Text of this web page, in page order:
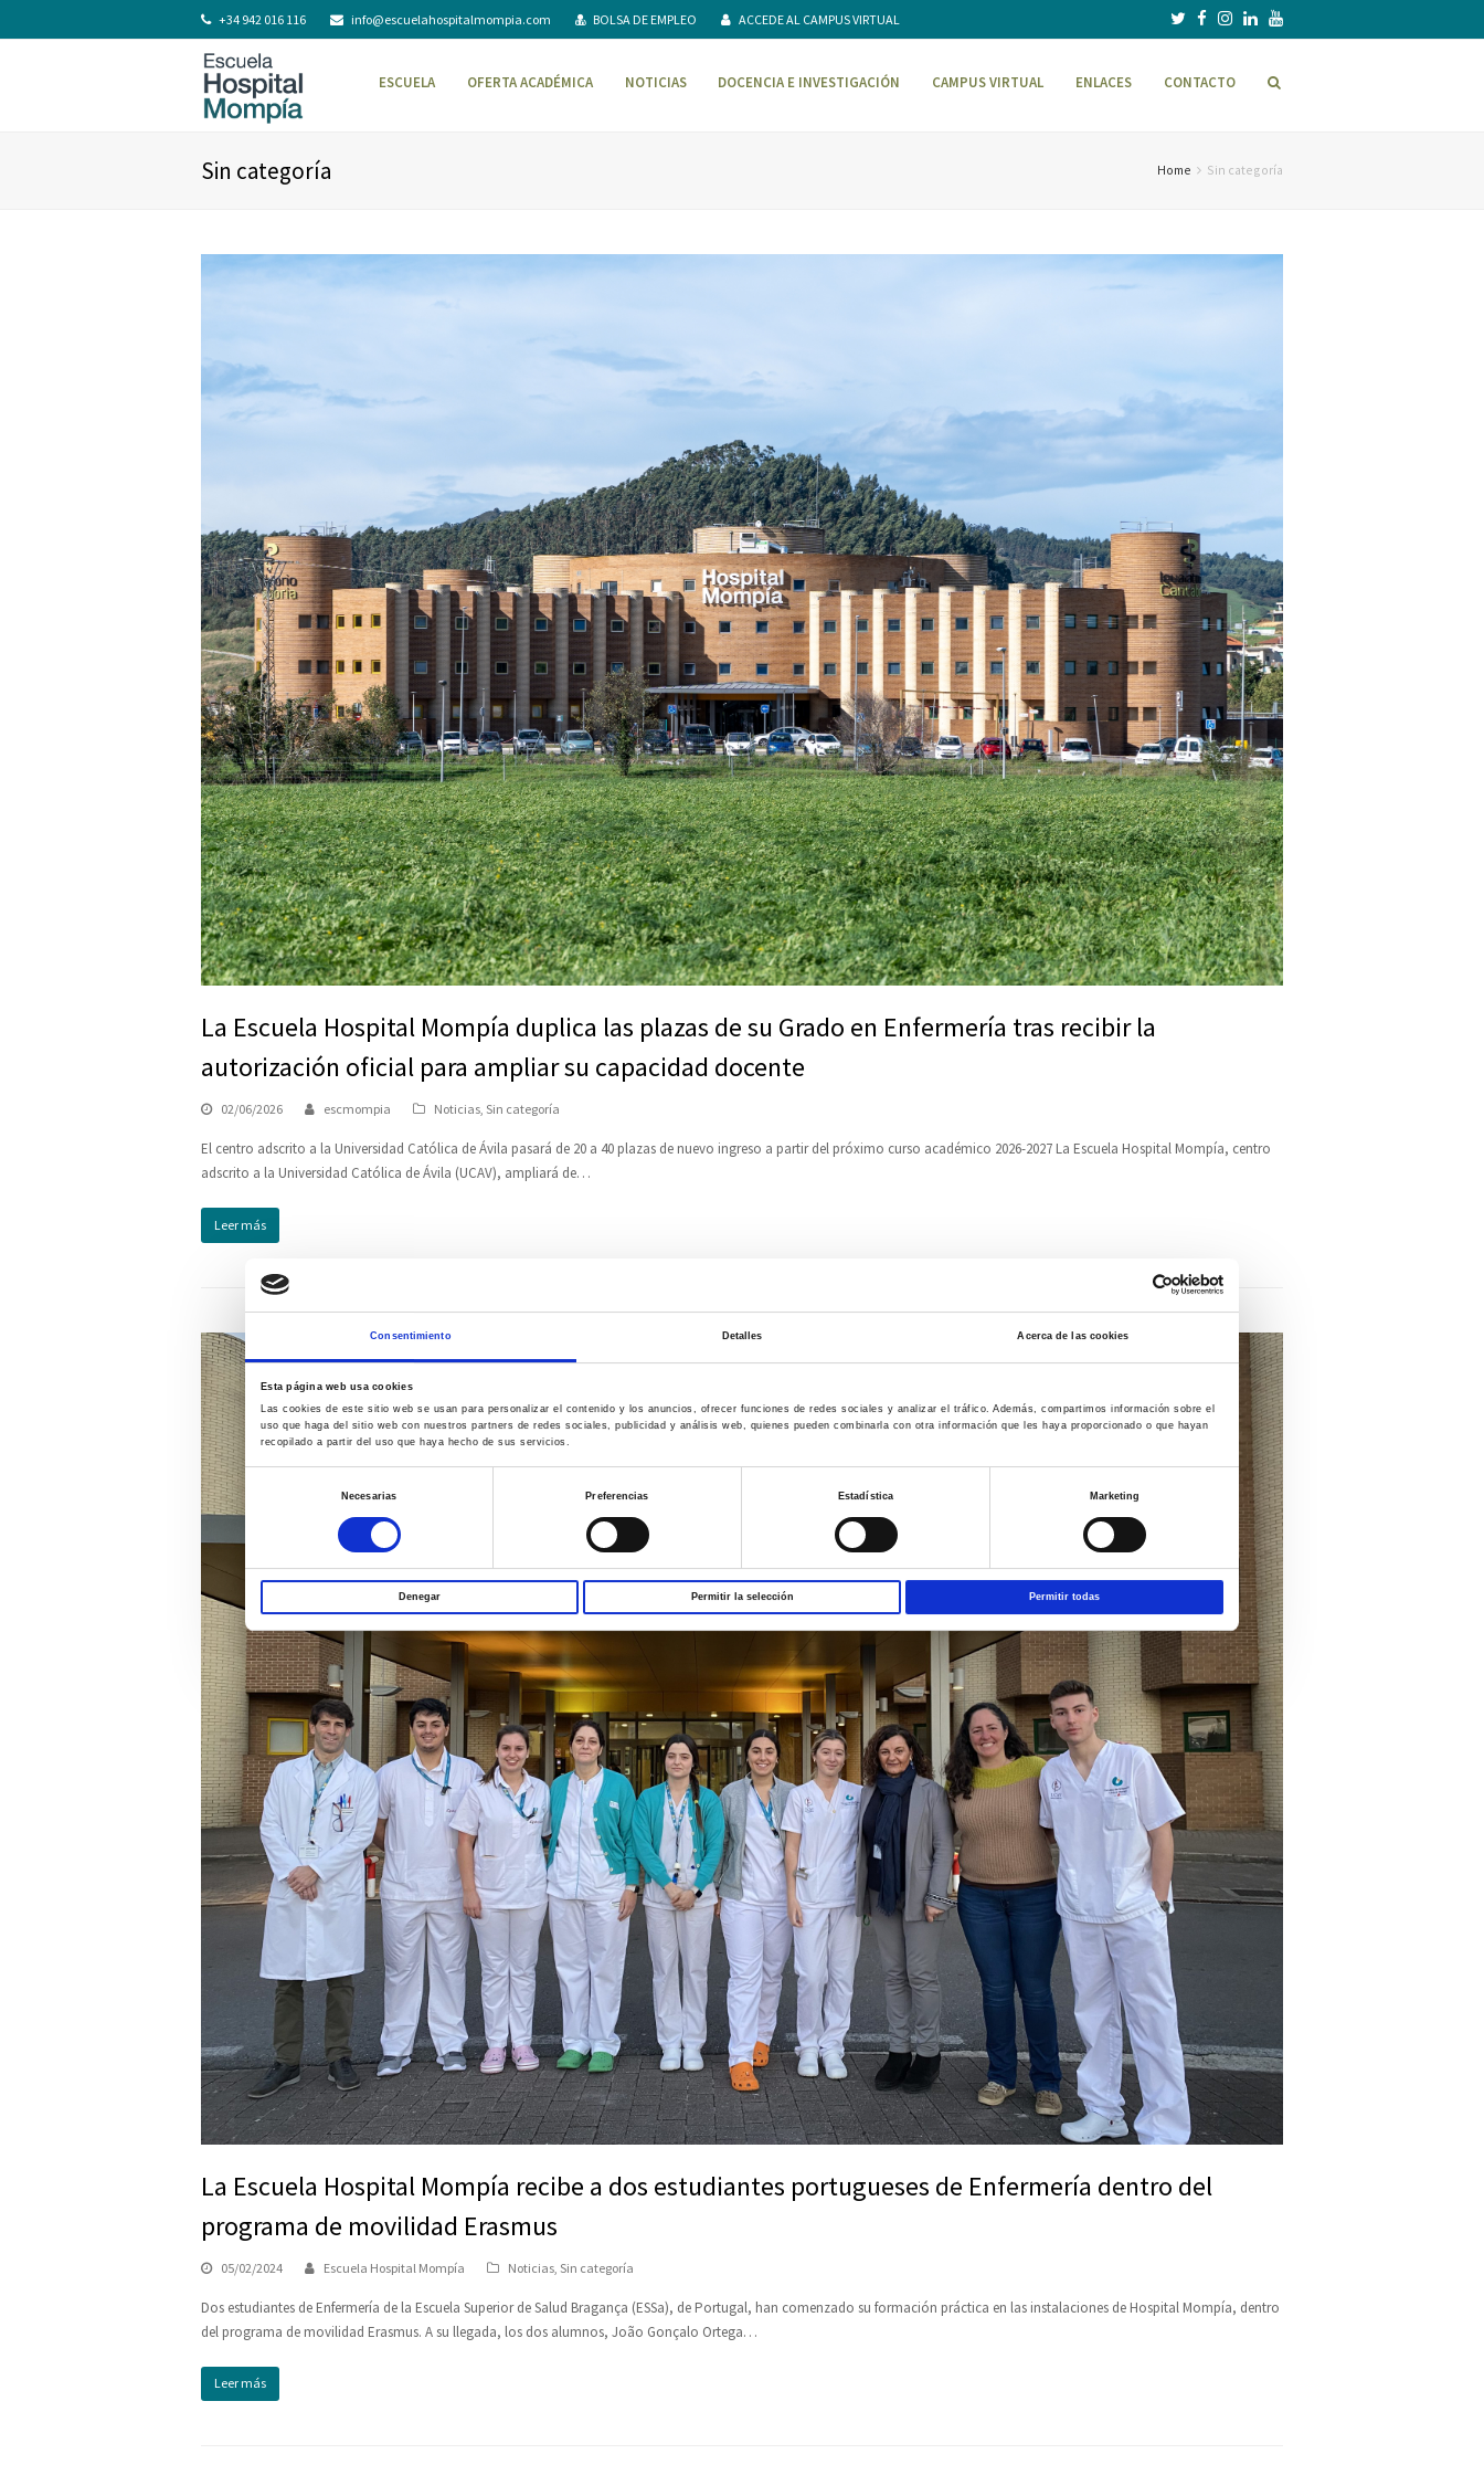
Consentimiento Detalles Acerca de las cookies
Esta página web usa cookies
Las cookies de este sitio web se usan para personalizar el contenido y los anuncios, ofrecer funciones de redes sociales y analizar el tráfico. Además, compartimos información sobre el
uso que haga del sitio web con nuestros partners de redes sociales, publicidad y análisis web, quienes pueden combinarla con otra información que les haya proporcionado o que hayan
recopilado a partir del uso que haya hecho de sus servicios.
Necesarias Preferencias Estadística Marketing
Denegar Permitir la selección Permitir todas
+34 942 016 116 info@escuelahospitalmompia.com BOLSA DE EMPLEO ACCEDE AL CAMPUS VIRTUAL
ESCUELA OFERTA ACADÉMICA NOTICIAS DOCENCIA E INVESTIGACIÓN CAMPUS VIRTUAL ENLACES CONTACTO
Sin categoría Home Sin categoría
La Escuela Hospital Mompía duplica las plazas de su Grado en Enfermería tras recibir la
autorización oficial para ampliar su capacidad docente
02/06/2026 escmompia Noticias, Sin categoría
El centro adscrito a la Universidad Católica de Ávila pasará de 20 a 40 plazas de nuevo ingreso a partir del próximo curso académico 2026-2027 La Escuela Hospital Mompía, centro
adscrito a la Universidad Católica de Ávila (UCAV), ampliará de…
Leer más
La Escuela Hospital Mompía recibe a dos estudiantes portugueses de Enfermería dentro del
programa de movilidad Erasmus
05/02/2024 Escuela Hospital Mompía Noticias Sin categoría
Dos estudiantes de Enfermería de la Escuela Superior de Salud Bragança (ESSa), de Portugal, han comenzado su formación práctica en las instalaciones de Hospital Mompía, dentro
del programa de movilidad Erasmus. A su llegada, los dos alumnos, João Gonçalo Ortega…
Leer más